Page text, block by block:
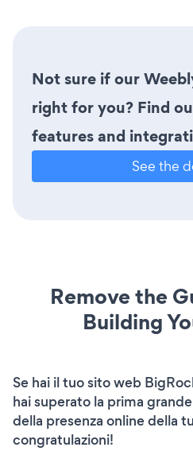
Not sure if our
right for you? Find
features and
See the
Remove the
Building
Se hai il tuo sito web
hai superato la prima
della presenza online della
congratulazioni!